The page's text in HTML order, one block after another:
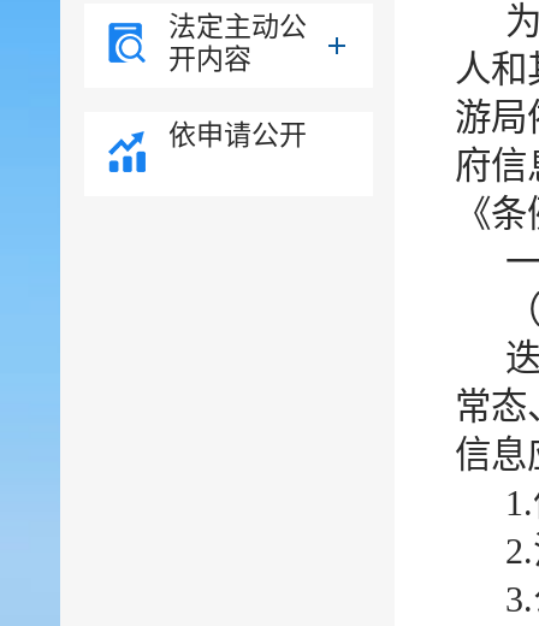
法定主动公
开内容
依申请公开
人和
游局
府信
《
常态
信息